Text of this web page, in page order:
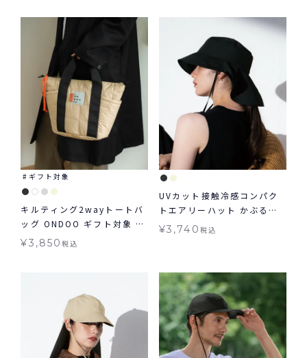
ギフト対象
キルティング2wayトートバ
ッグ ONDOO ギフト対象 バ
ッグ
¥3,850税込
UVカット接触冷感コンパク
トエアリーハット かぶる日
傘 W by Wpc. 帽子 ギフト
¥3,740 税込